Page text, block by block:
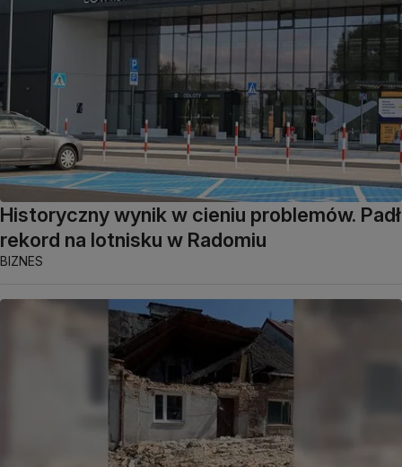
Historyczny wynik w cieniu problemów. Padł
rekord na lotnisku w Radomiu
BIZNES